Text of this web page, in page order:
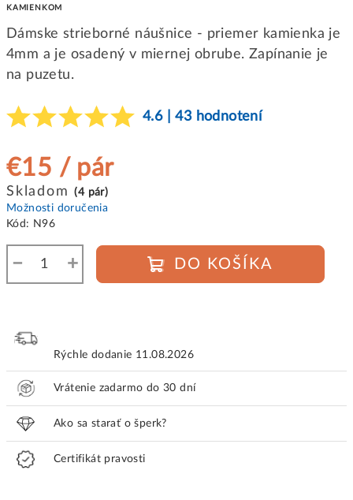
KAMIENKOM
Dámske strieborné náušnice - priemer kamienka je
4mm a je osadený v miernej obrube. Zapínanie je
na puzetu.
4.6 | 43 hodnotení
€15 / pár
Jednotková
cena:
Skladom(4 pár)
Možnosti doručenia
Kód: N96
+
− DO KOŠÍKA
Rýchle dodanie 11.08.2026
Vrátenie zadarmo do 30 dní
Ako sa starať o šperk?
Certifikát pravosti